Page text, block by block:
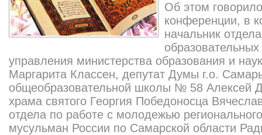
Об этом
конференции, в
начальник
управления министерства образования и
Маргарита Классен, депутат Думы г.о.
общеобразовательной школы № 58 Алексей
храма святого Георгия Победоносца
отдела по работе с молодежью
мусульман России по Самарской области